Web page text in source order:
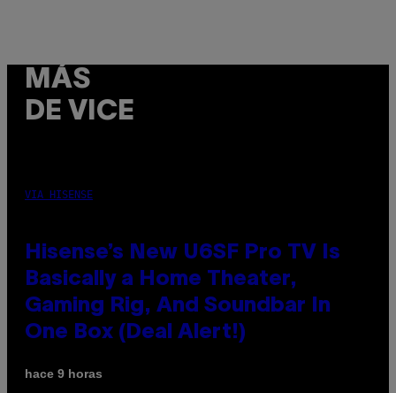
MÁS
DE VICE
VIA HISENSE
Hisense’s New U6SF Pro TV Is
Basically a Home Theater,
Gaming Rig, And Soundbar In
One Box (Deal Alert!)
hace 9 horas